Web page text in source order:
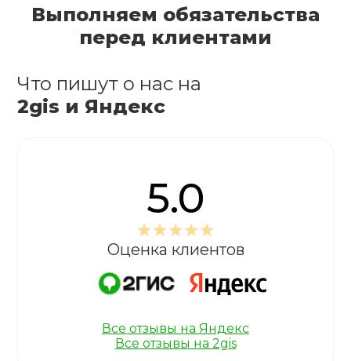
Выполняем обязательства
перед клиентами
Что пишут о нас на
2gis и Яндекс
5.0
Оценка клиентов
Все отзывы на Яндекс
Все отзывы на 2gis